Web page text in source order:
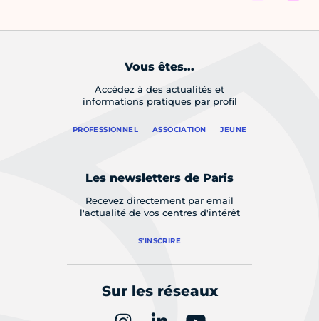
Vous êtes...
Accédez à des actualités et
informations pratiques par profil
PROFESSIONNEL ASSOCIATION JEUNE
Les newsletters de Paris
Recevez directement par email
l'actualité de vos centres d'intérêt
S'INSCRIRE
Sur les réseaux